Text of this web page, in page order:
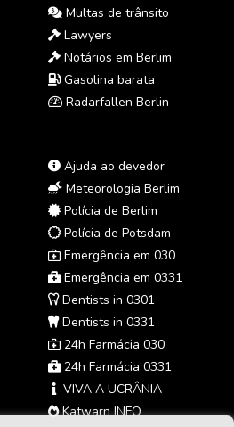
Multas de trânsito
Lawyers
Notários em Berlim
Gasolina barata
Radarfallen Berlin
Ajuda ao devedor
Meteorologia Berlim
Polícia de Berlim
Polícia de Potsdam
Emergência em 030
Emergência em 0331
Dentists in 0301
Dentists in 0331
24h Farmácia 030
24h Farmácia 0331
VIVA A UCRÂNIA
Katwarn INFO